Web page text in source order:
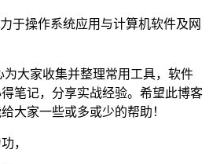
于操作系统应用与计算机软件及网
大家收集并整理常用工具，软件
笔记，分享实战经验。希望此博客
大家一些或多或少的帮助！
，